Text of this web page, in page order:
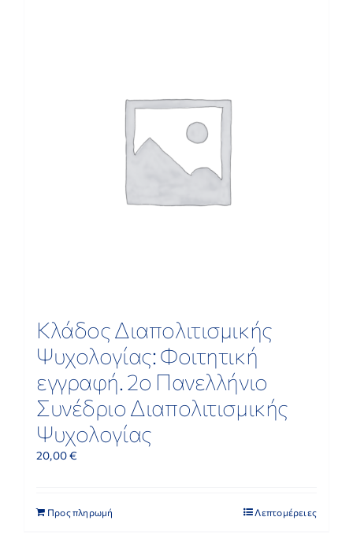
Κλάδος Διαπολιτισμικής
Ψυχολογίας: Φοιτητική
εγγραφή. 2ο Πανελλήνιο
Συνέδριο Διαπολιτισμικής
Ψυχολογίας
20,00€
Προς πληρωμή Λεπτομέρειες